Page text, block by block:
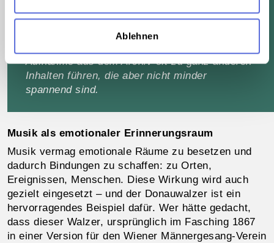
Ablehnen
Gabriele Fröschl leitet die Österreichische
Mediathek und liebt assoziative
Aufnahme aus dem Archiv oft zu ganz anderen
Inhalten führen, die aber nicht minder
spannend sind.
Musik als emotionaler Erinnerungsraum
Musik vermag emotionale Räume zu besetzen und
dadurch Bindungen zu schaffen: zu Orten,
Ereignissen, Menschen. Diese Wirkung wird auch
gezielt eingesetzt – und der Donauwalzer ist ein
hervorragendes Beispiel dafür. Wer hätte gedacht,
dass dieser Walzer, ursprünglich im Fasching 1867
in einer Version für den Wiener Männergesang-Verein